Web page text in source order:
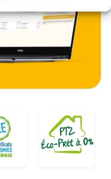
local face aux
en Île-de-